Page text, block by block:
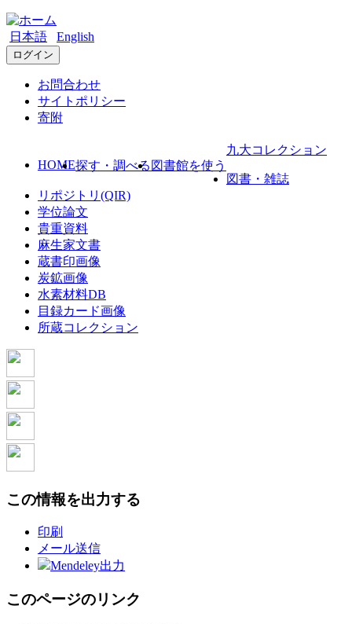
日本語 English
ログイン
お問合わせ
サイトポリシー
寄附
HOME探す・調べる 図書館を使う
九大コレクション
図書・雑誌
リポジトリ(QIR)
学位論文
貴重資料
麻生家文書
蔵書印画像
炭鉱画像
水素材料DB
目録カード画像
所蔵コレクション
この情報を出力する
印刷
メール送信
Mendeley出力
このページのリンク